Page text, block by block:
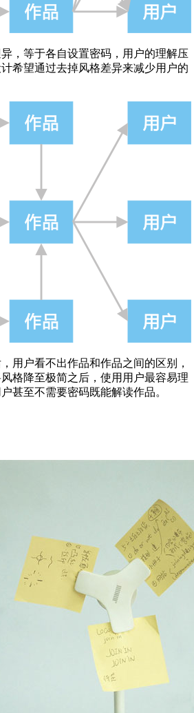
，等于各自设置密码，用户的理解压
希望通过去掉风格差异来减少用户的
用户看不出作品和作品之间的区别，
格降至极简之后，使用用户最容易理
甚至不需要密码既能解读作品。